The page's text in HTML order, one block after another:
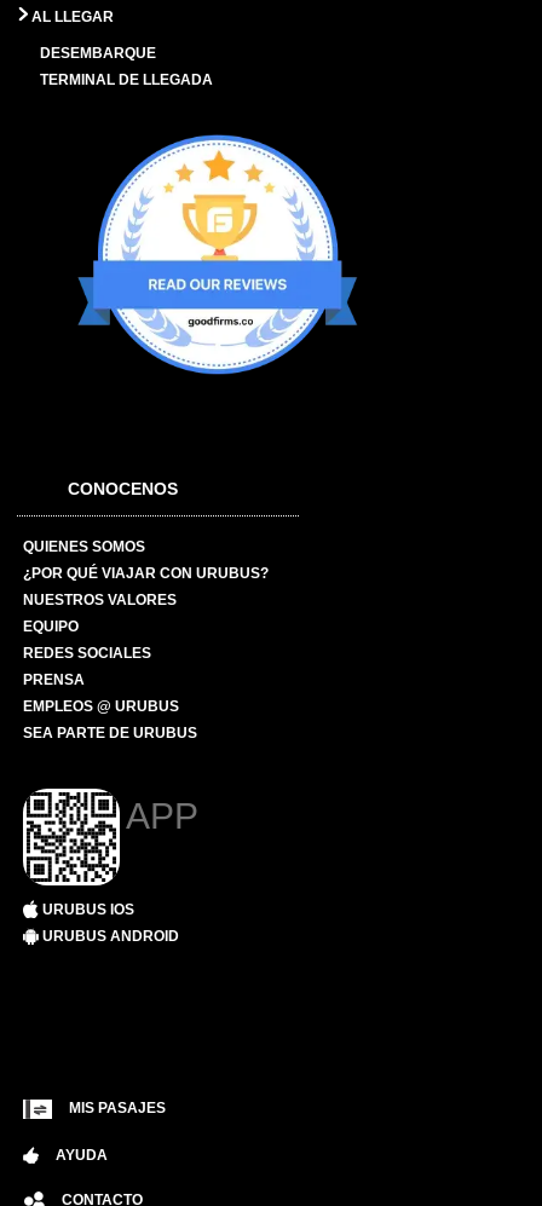
AL LLEGAR
DESEMBARQUE
TERMINAL DE LLEGADA
CONOCENOS
QUIENES SOMOS
¿POR QUÉ VIAJAR CON URUBUS?
NUESTROS VALORES
EQUIPO
REDES SOCIALES
PRENSA
EMPLEOS @ URUBUS
SEA PARTE DE URUBUS
APP
URUBUS IOS
URUBUS ANDROID
MIS PASAJES
AYUDA
CONTACTO